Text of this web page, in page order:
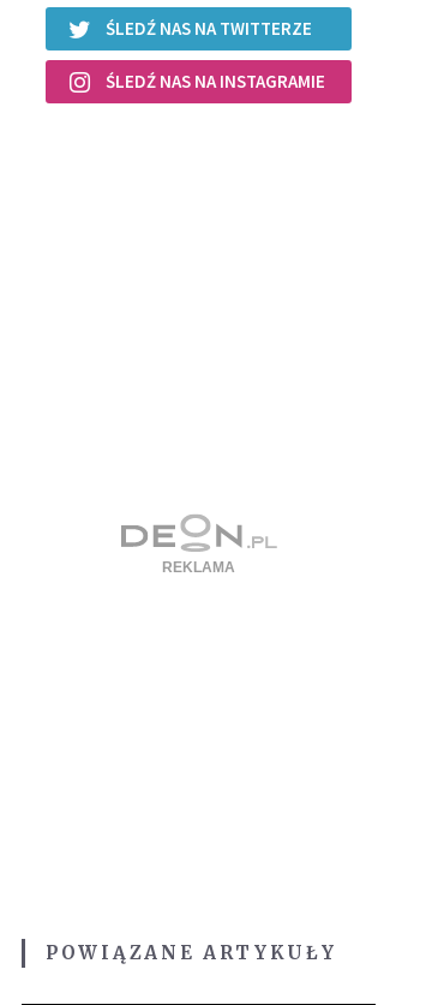
ŚLEDŹ NAS NA TWITTERZE
ŚLEDŹ NAS NA INSTAGRAMIE
POWIĄZANE ARTYKUŁY